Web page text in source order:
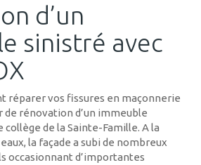
d’un
sinistré avec
réparer vos fissures en maçonnerie
de rénovation d’un immeuble
collège de la Sainte-Famille. A la
la façade a subi de nombreux
occasionnant d’importantes